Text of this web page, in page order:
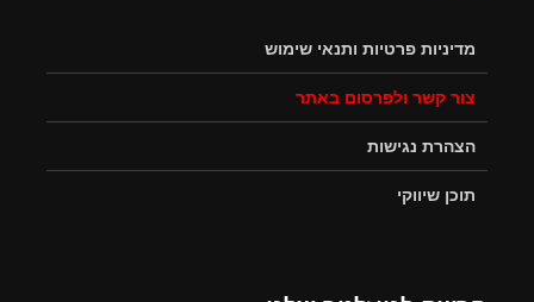
מדיניות פרטיות ותנאי שימוש
צור קשר ולפרסום באתר
הצהרת נגישות
תוכן שיווקי